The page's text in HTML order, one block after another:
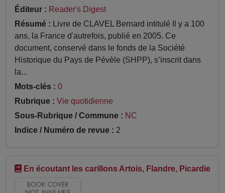
Éditeur : Reader's Digest
Résumé : Livre de CLAVEL Bernard intitulé Il y a 100
ans, la France d'autrefois, publié en 2005. Ce
document, conservé dans le fonds de la Société
Historique du Pays de Pévèle (SHPP), s’inscrit dans
la...
Mots-clés : 0
Rubrique : Vie quotidienne
Sous-Rubrique / Commune : NC
Indice / Numéro de revue : 2
En écoutant les carillons Artois, Flandre, Picardie